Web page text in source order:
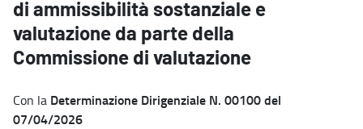
di ammissibilità sostanziale e
valutazione da parte della
Commissione di valutazione
Con la Determinazione Dirigenziale N. 00100 del
07/04/2026